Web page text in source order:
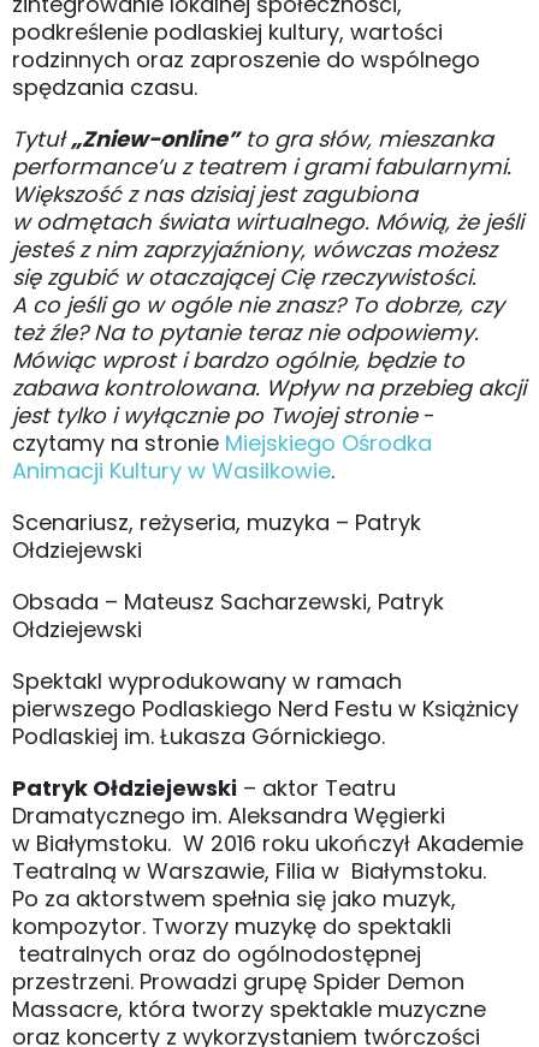
podkreślenie podlaskiej kultury, wartości
rodzinnych oraz zaproszenie do wspólnego
spędzania czasu.
Tytuł„Zniew-online”to gra słów, mieszanka
performance’u z teatrem i grami fabularnymi.
Większość z nas dzisiaj jest zagubiona
w odmętach świata wirtualnego. Mówią, że jeśli
jesteś z nim zaprzyjaźniony, wówczas możesz
się zgubić w otaczającej Cię rzeczywistości.
A co jeśli go w ogóle nie znasz? To dobrze, czy
też źle? Na to pytanie teraz nie odpowiemy.
Mówiąc wprost i bardzo ogólnie, będzie to
zabawa kontrolowana. Wpływ na przebieg akcji
jest tylko i wyłącznie po Twojej stronie -
czytamy na stronie Miejskiego Ośrodka
Animacji Kultury w Wasilkowie.
Scenariusz, reżyseria, muzyka – Patryk
Ołdziejewski
Obsada – Mateusz Sacharzewski, Patryk
Ołdziejewski
Spektakl wyprodukowany w ramach
pierwszego Podlaskiego Nerd Festu w Książnicy
Podlaskiej im. Łukasza Górnickiego.
Patryk Ołdziejewski – aktor Teatru
Dramatycznego im. Aleksandra Węgierki
w Białymstoku. W 2016 roku ukończył Akademie
Teatralną w Warszawie, Filia w Białymstoku.
Po za aktorstwem spełnia się jako muzyk,
kompozytor. Tworzy muzykę do spektakli
teatralnych oraz do ogólnodostępnej
przestrzeni. Prowadzi grupę Spider Demon
Massacre, która tworzy spektakle muzyczne
oraz koncerty z wykorzystaniem twórczości